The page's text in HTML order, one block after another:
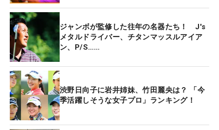
ジャンボが監修した往年の名器たち！ J's
メタルドライバー、チタンマッスルアイア
ン、P/S……
渋野日向子に岩井姉妹、竹田麗央は？ 「今
季活躍しそうな女子プロ」ランキング！